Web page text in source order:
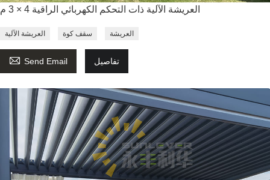
العريشة الآلية ذات التحكم الكهربائي الراقية 4 × 3 م
العريشة الآلية سقف كوة العريشة
 Send Email تفاصيل